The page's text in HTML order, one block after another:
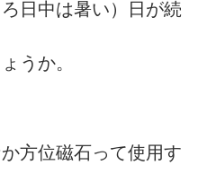
日中は暑い）日が続
うか。
方位磁石って使用す